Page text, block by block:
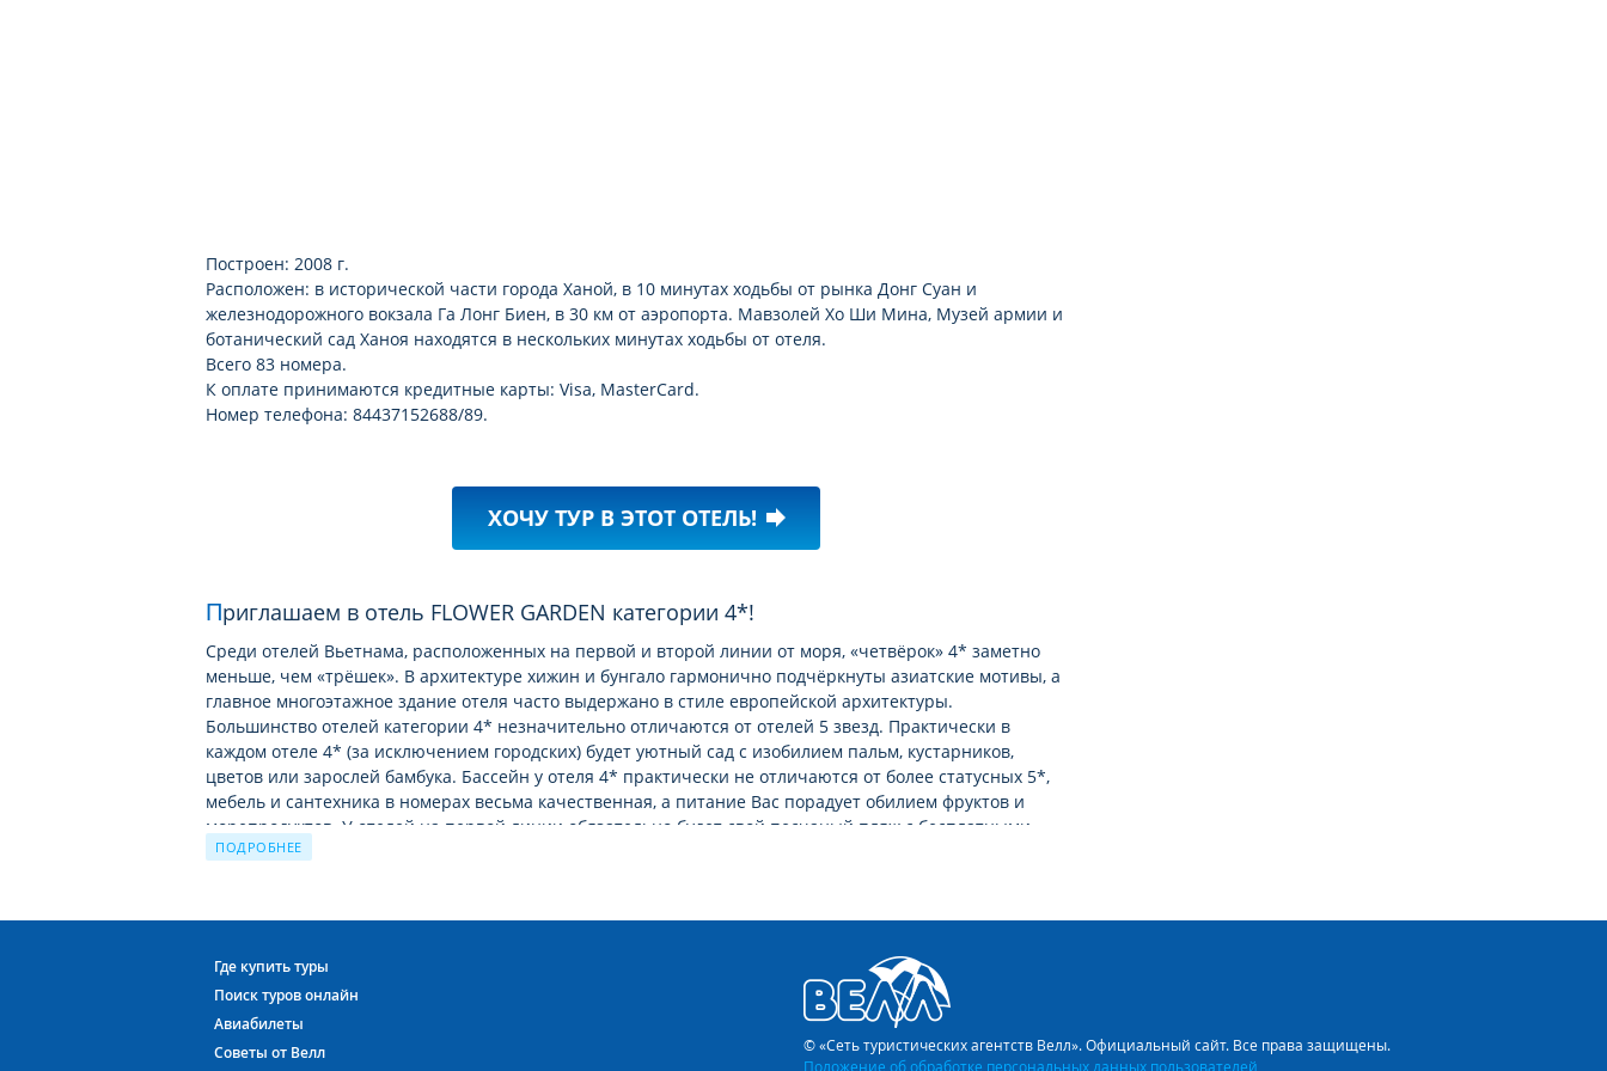
Построен: 2008 г.
Расположен: в исторической части города Ханой, в 10 минутах ходьбы от рынка Донг Суан и
железнодорожного вокзала Га Лонг Биен, в 30 км от аэропорта. Мавзолей Хо Ши Мина, Музей армии и
ботанический сад Ханоя находятся в нескольких минутах ходьбы от отеля.
Всего 83 номера.
К оплате принимаются кредитные карты: Visa, MasterCard.
Номер телефона: 84437152688/89.
ХОЧУ ТУР В ЭТОТ ОТЕЛЬ! forward
Приглашаем в отель FLOWER GARDEN категории 4*!
Среди отелей Вьетнама, расположенных на первой и второй линии от моря, «четвёрок» 4* заметно
меньше, чем «трёшек». В архитектуре хижин и бунгало гармонично подчёркнуты азиатские мотивы, а
главное многоэтажное здание отеля часто выдержано в стиле европейской архитектуры.
Большинство отелей категории 4* незначительно отличаются от отелей 5 звeзд. Практически в
каждом отеле 4* (за исключением городских) будет уютный сад с изобилием пальм, кустарников,
цветов или зарослей бамбука. Бассейн у отеля 4* практически не отличаются от более статусных 5*,
мебель и сантехника в номерах весьма качественная, а питание Вас порадует обилием фруктов и
морепродуктов. У отелей на первой линии обязательно будет свой песчаный пляж с бесплатными
зонтиками и шезлонгами.
Вьетнамцы понимают это и активно предлагают блюда народов мира. Плов, борщ, пельмени,
сэндвичи, пицца, бургеры, суши – всё, к чему мы привыкли у себя на родине можно без труда найти и
на курортах Вьетнама. Цены в кафе и точках уличного фаст-фуда невероятно низкие от 1 до 2
долларов. Даже в ресторане горячее блюдо с гарниром, мясом или из морепродуктов обойдётся в
скромные 5-6 USD.
ПОДРОБНЕЕ
Где купить туры
Поиск туров онлайн
Авиабилеты
Советы от Велл
© «Сеть туристических агентств Велл». Официальный сайт. Все права защищены.
Положение об обработке персональных данных пользователей